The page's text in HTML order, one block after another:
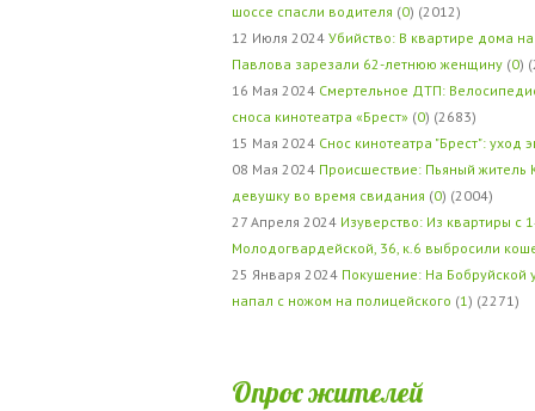
шоссе спасли водителя (0) (2012)
12 Июля 2024 Убийство: В квартире дома
Павлова зарезали 62-летнюю женщину (0)
16 Мая 2024 Смертельное ДТП:
сноса кинотеатра «Брест» (0) (2683)
15 Мая 2024 Снос кинотеатра "Брест": уход
08 Мая 2024 Происшествие: Пьяный житель
девушку во время свидания (0) (2004)
27 Апреля 2024 Изуверство: Из квартиры с
Молодогвардейской, 36, к.6 выбросили
25 Января 2024 Покушение: На Бобруйской
напал с ножом на полицейского (1 ) (2271)
Опрос жителей